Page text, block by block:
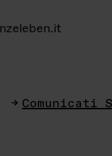
Comunicati